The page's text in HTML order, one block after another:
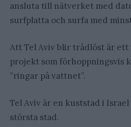
ansluta till nätverket med
surfplatta och surfa med
Att Tel Aviv blir trådlöst är
projekt som förhoppningsvis
”ringar på vattnet”.
Tel Aviv är en kuststad i
största stad.